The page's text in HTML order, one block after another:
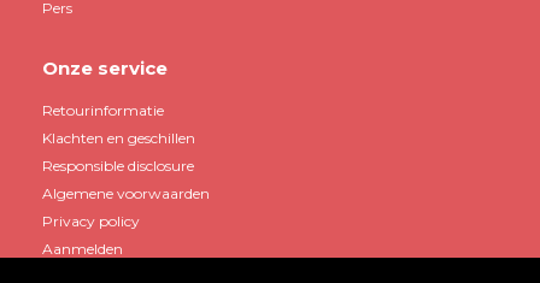
Pers
Onze service
Retourinformatie
Klachten en geschillen
Responsible disclosure
Algemene voorwaarden
Privacy policy
Aanmelden